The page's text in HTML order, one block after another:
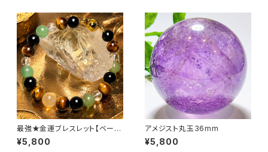
最強★金運ブレスレット【ベーシ
ック】
¥5,800
アメジスト丸玉36mm
¥5,800